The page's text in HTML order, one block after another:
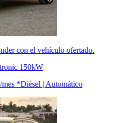
con el vehículo ofertado.
150kW
mes *Diésel | Automático